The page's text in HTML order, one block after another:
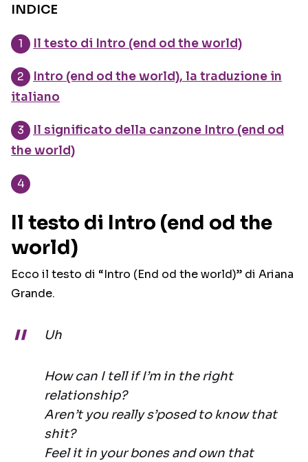
INDICE
Il testo di Intro (end od the world)
Intro (end od the world), la traduzione in
italiano
Il significato della canzone Intro (end od
the world)
Il testo di Intro (end od the
world)
Ecco il testo di “Intro (End od the world)” di Ariana
Grande.
Uh
How can I tell if I’m in the right
relationship?
Aren’t you really s’posed to know that
shit?
Feel it in your bones and own that